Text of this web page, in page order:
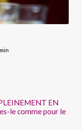
EN
le comme pour le